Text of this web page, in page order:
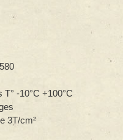
-10°C +100°C
3T/cm²